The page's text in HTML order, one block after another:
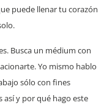
puede llenar tu corazón
Busca un médium con
Yo mismo hablo
sólo con fines
así y por qué hago este